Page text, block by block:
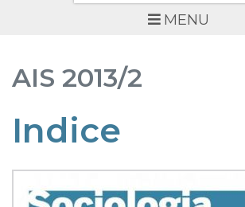
MENU
AIS 2013/2
Indice